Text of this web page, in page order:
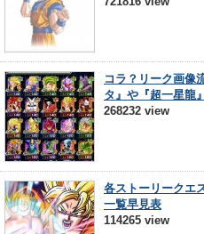
コラ？リーク画像
タ』や『超一星龍
268232 view
各ストーリークエ
一覧早見表
114265 view